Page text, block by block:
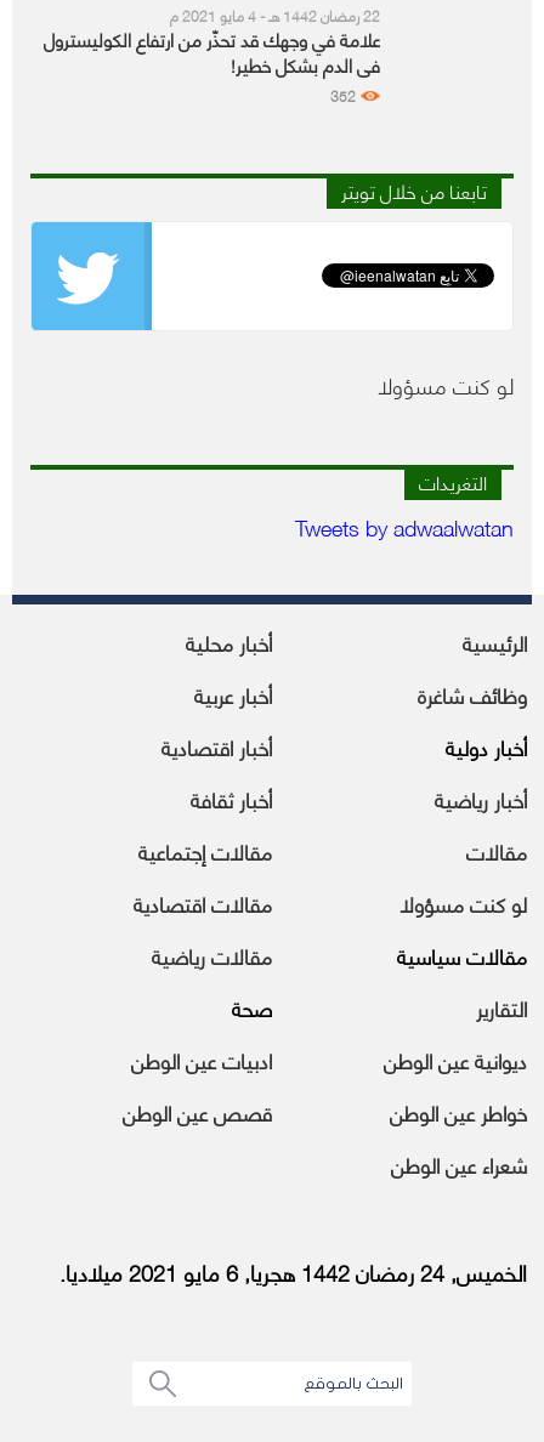
22 رمضان 1442 هـ - 4 مايو 2021 م
علامة في وجهك قد تحذّر من ارتفاع الكوليسترول
في الدم بشكل خطير!
352
تابعنا من خلال تويتر
لو كنت مسؤولا
التغريدات
Tweets by adwaalwatan
الرئيسية
أخبار محلية
وظائف شاغرة
أخبار عربية
أخبار دولية
أخبار اقتصادية
أخبار رياضية
أخبار ثقافة
مقالات
مقالات إجتماعية
لو كنت مسؤولا
مقالات اقتصادية
مقالات سياسية
مقالات رياضية
التقارير
صحة
ديوانية عين الوطن
ادبيات عين الوطن
خواطر عين الوطن
قصص عين الوطن
شعراء عين الوطن
الخميس, 24 رمضان 1442 هجريا, 6 مايو 2021 ميلاديا.